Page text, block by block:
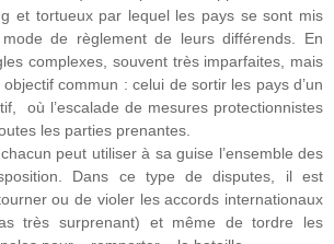
et tortueux par lequel les pays se sont mis
de règlement de leurs différends. En
complexes, souvent très imparfaites, mais
commun : celui de sortir les pays d’un
où l’escalade de mesures protectionnistes
les parties prenantes.
peut utiliser à sa guise l’ensemble des
Dans ce type de disputes, il est
ou de violer les accords internationaux
très surprenant) et même de tordre les